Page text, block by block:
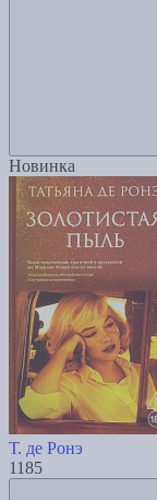
Новинка
Т. де Ронэ
1185